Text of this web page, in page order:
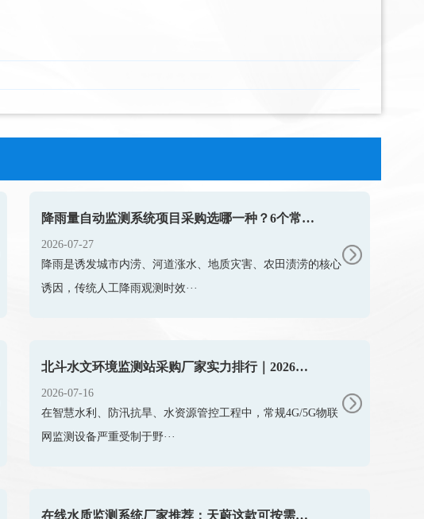
降雨量自动监测系统项目采购选哪一种？6个常见问题一篇搞懂
2026-07-27
降雨是诱发城市内涝、河道涨水、地质灾害、农田渍涝的核心
诱因，传统人工降雨观测时效···
北斗水文环境监测站采购厂家实力排行｜2026靠谱品牌优选
2026-07-16
在智慧水利、防汛抗旱、水资源管控工程中，常规4G/5G物联
网监测设备严重受制于野···
在线水质监测系统厂家推荐：天蔚这款可按需选配 COD、氨氮、浊度传感器